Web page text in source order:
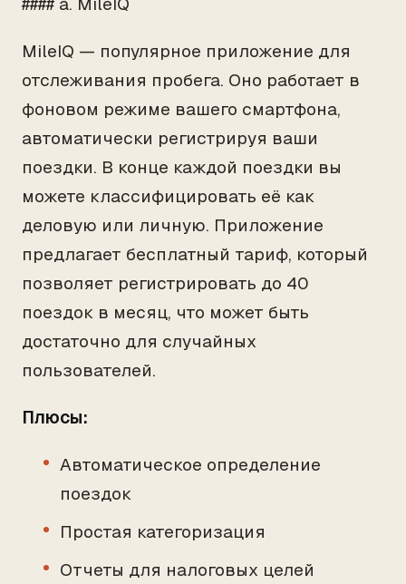
MileIQ — популярное приложение для
отслеживания пробега. Оно работает в
фоновом режиме вашего смартфона,
автоматически регистрируя ваши
поездки. В конце каждой поездки вы
можете классифицировать её как
деловую или личную. Приложение
предлагает бесплатный тариф, который
позволяет регистрировать до 40
поездок в месяц, что может быть
достаточно для случайных
пользователей.
Плюсы:
Автоматическое определение
поездок
Простая категоризация
Отчеты для налоговых целей